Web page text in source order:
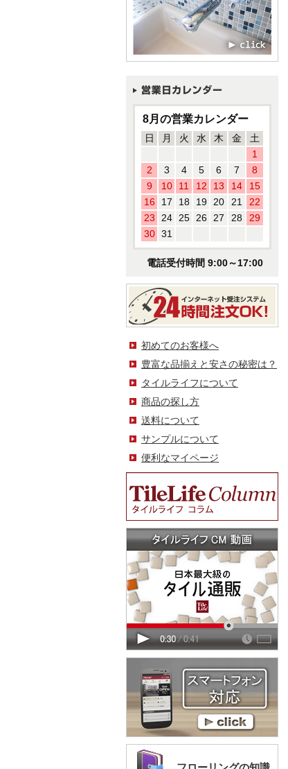
8月の営業カレンダー
日 月 火 水 木 金
土
1
2
3 4 5 6 7
8
9
10 11 12 13 14
15
16
17 18 19 20 21
22
23
24 25 26 27 28
29
30 31
電話受付時間 9:00～17:00
初めてのお客様へ
豊富な品揃えと安さの秘密は？
タイルライフについて
商品の探し方
送料について
サンプルについて
便利なマイページ